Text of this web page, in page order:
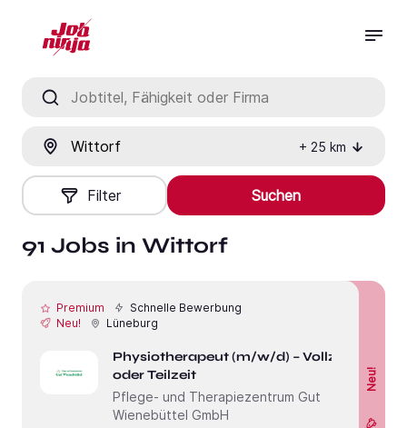
+ 25 km
Filter Suchen
91 Jobs in Wittorf
Premium
Schnelle Bewerbung
Neu!
Lüneburg
Physiotherapeut (m/w/d) – Vollzeit
oder Teilzeit
Pflege- und Therapiezentrum Gut
Wienebüttel GmbH
Neu!